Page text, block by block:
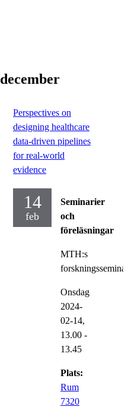
Perspectives on
designing healthcare
data-driven pipelines
for real-world
evidence
14
feb
Seminarier
och
föreläsningar
MTH:s
Onsdag
2024-
02-14,
13.00 -
13.45
Plats:
Rum
7320